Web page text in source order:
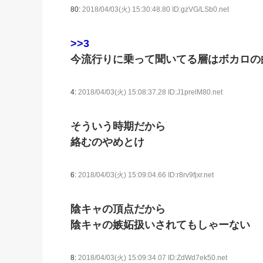
80: 2018/04/03(火) 15:30:48.80 ID:gzVG/LSb0.net
>>3
今流行りに乗って聞いてる層はボカロ
4: 2018/04/03(火) 15:08:37.28 ID:J1prelM80.net
そういう時期だから
絡むのやめとけ
6: 2018/04/03(火) 15:09:04.66 ID:r8rv9fjxr.net
陰キャの頂点だから
陰キャの嫉妬扱いされてもしゃーない
8: 2018/04/03(火) 15:09:34.07 ID:ZdWd7ek50.net